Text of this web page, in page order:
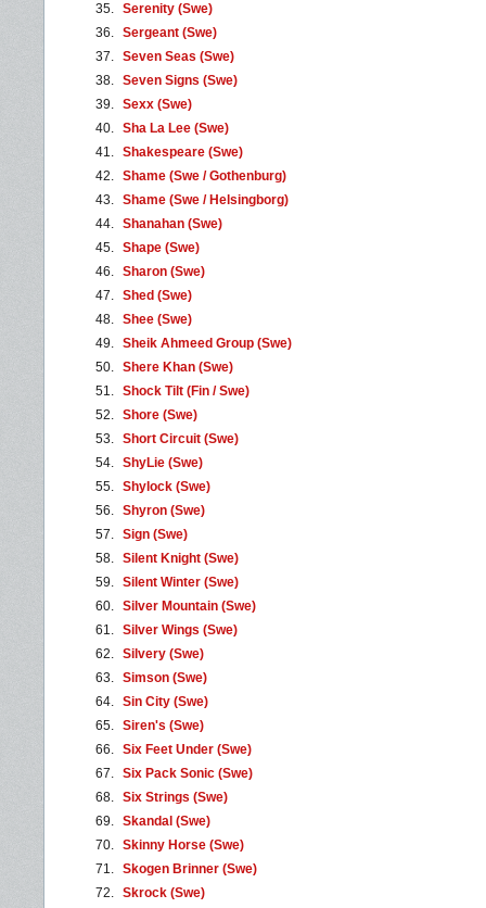
35. Serenity (Swe)
36. Sergeant (Swe)
37. Seven Seas (Swe)
38. Seven Signs (Swe)
39. Sexx (Swe)
40. Sha La Lee (Swe)
41. Shakespeare (Swe)
42. Shame (Swe / Gothenburg)
43. Shame (Swe / Helsingborg)
44. Shanahan (Swe)
45. Shape (Swe)
46. Sharon (Swe)
47. Shed (Swe)
48. Shee (Swe)
49. Sheik Ahmeed Group (Swe)
50. Shere Khan (Swe)
51. Shock Tilt (Fin / Swe)
52. Shore (Swe)
53. Short Circuit (Swe)
54. ShyLie (Swe)
55. Shylock (Swe)
56. Shyron (Swe)
57. Sign (Swe)
58. Silent Knight (Swe)
59. Silent Winter (Swe)
60. Silver Mountain (Swe)
61. Silver Wings (Swe)
62. Silvery (Swe)
63. Simson (Swe)
64. Sin City (Swe)
65. Siren's (Swe)
66. Six Feet Under (Swe)
67. Six Pack Sonic (Swe)
68. Six Strings (Swe)
69. Skandal (Swe)
70. Skinny Horse (Swe)
71. Skogen Brinner (Swe)
72. Skrock (Swe)